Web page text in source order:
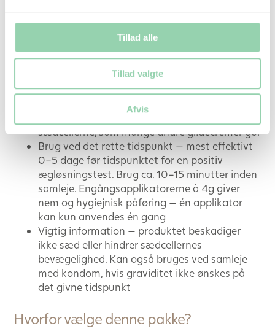
Tillad alle
Tillad valgte
Afvis
Anbefalet af læger og fertilitetsklinikker. CE-
Sædcelle-venlig formel — tilsat kalcium og
magnesium som forbedrer sædcellernes evne
til at bevæge sig og overleve inde i kvindens
krop. Kliniske undersøgelser har vist at
sædcellerne, som mange andre glidecremer gør
Brug ved det rette tidspunkt — mest effektivt
0–5 dage før tidspunktet for en positiv
ægløsningstest. Brug ca. 10–15 minutter inden
samleje. Engångsapplikatorerne à 4g giver
nem og hygiejnisk påføring — én applikator
kan kun anvendes én gang
Vigtig information — produktet beskadiger
ikke sæd eller hindrer sædcellernes
bevægelighed. Kan også bruges ved samleje
med kondom, hvis graviditet ikke ønskes på
det givne tidspunkt
Hvorfor vælge denne pakke?